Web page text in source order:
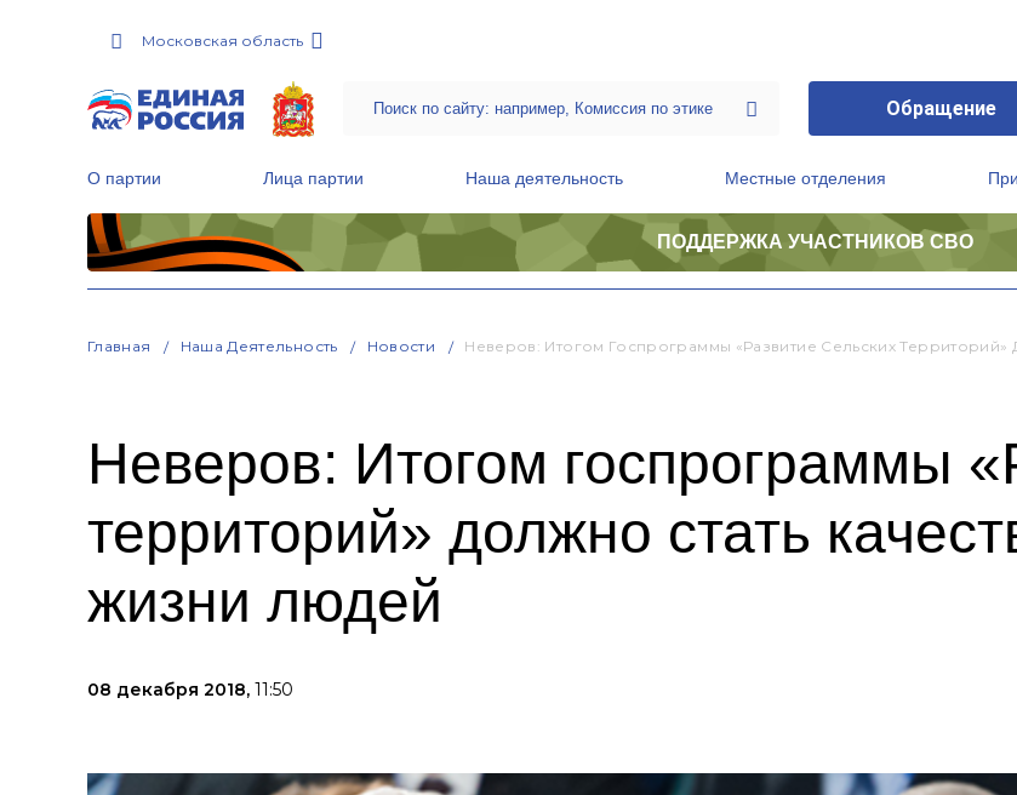
Московская область
Обращение
О партии Лица партии Наша деятельность Местные отделения
ПОДДЕРЖКА УЧАСТНИКОВ СВО
Главная Наша Деятельность Новости Неверов: Итогом Госпрограммы «Развитие Сельских
Неверов: Итогом госпрограммы
территорий» должно стать
жизни людей
08 декабря 2018, 11:50